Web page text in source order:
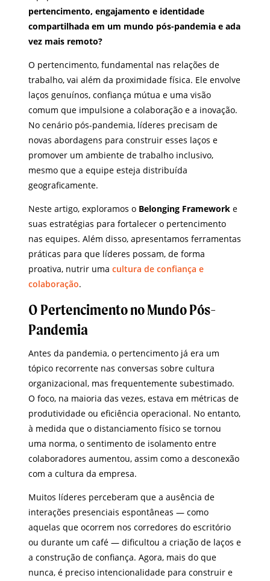
pertencimento, engajamento e identidade
compartilhada em um mundo pós-pandemia e ada
vez mais remoto?
O pertencimento, fundamental nas relações de
trabalho, vai além da proximidade física. Ele envolve
laços genuínos, confiança mútua e uma visão
comum que impulsione a colaboração e a inovação.
No cenário pós-pandemia, líderes precisam de
novas abordagens para construir esses laços e
promover um ambiente de trabalho inclusivo,
mesmo que a equipe esteja distribuída
geograficamente.
Neste artigo, exploramos o Belonging Framework e
suas estratégias para fortalecer o pertencimento
nas equipes. Além disso, apresentamos ferramentas
práticas para que líderes possam, de forma
proativa, nutrir umacultura de confiança e
colaboração.
O Pertencimento no Mundo Pós-
Pandemia
Antes da pandemia, o pertencimento já era um
tópico recorrente nas conversas sobre cultura
organizacional, mas frequentemente subestimado.
O foco, na maioria das vezes, estava em métricas de
produtividade ou eficiência operacional. No entanto,
à medida que o distanciamento físico se tornou
uma norma, o sentimento de isolamento entre
colaboradores aumentou, assim como a desconexão
com a cultura da empresa.
Muitos líderes perceberam que a ausência de
interações presenciais espontâneas — como
aquelas que ocorrem nos corredores do escritório
ou durante um café — dificultou a criação de laços e
a construção de confiança. Agora, mais do que
nunca, é preciso intencionalidade para construir e